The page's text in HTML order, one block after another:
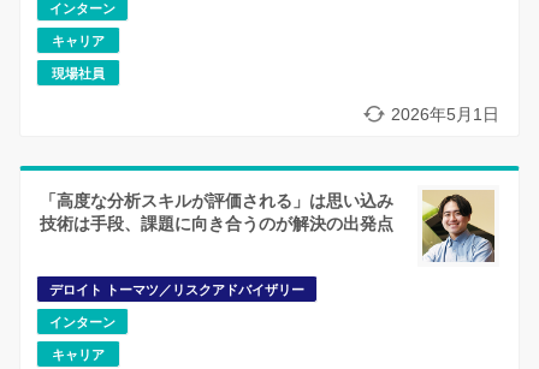
インターン
キャリア
現場社員
2026年5月1日
「高度な分析スキルが評価される」は思い込み
技術は手段、課題に向き合うのが解決の出発点
デロイト トーマツ／リスクアドバイザリー
インターン
キャリア